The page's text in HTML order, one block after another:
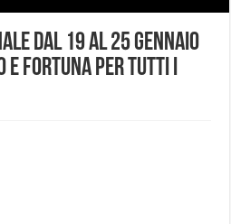
dal 19 al 25 gennaio
e fortuna per tutti i